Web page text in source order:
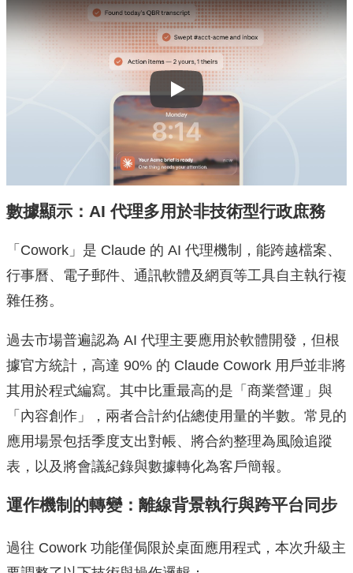
Play
數據顯示：AI 代理多用於非技術型行政庶務
「Cowork」是 Claude 的 AI 代理機制，能跨越檔案、
行事曆、電子郵件、通訊軟體及網頁等工具自主執行複
雜任務。
過去市場普遍認為 AI 代理主要應用於軟體開發，但根
據官方統計，高達 90% 的 Claude Cowork 用戶並非將
其用於程式編寫。其中比重最高的是「商業營運」與
「內容創作」，兩者合計約佔總使用量的半數。常見的
應用場景包括季度支出對帳、將合約整理為風險追蹤
表，以及將會議紀錄與數據轉化為客戶簡報。
運作機制的轉變：離線背景執行與跨平台同步
過往 Cowork 功能僅侷限於桌面應用程式，本次升級主